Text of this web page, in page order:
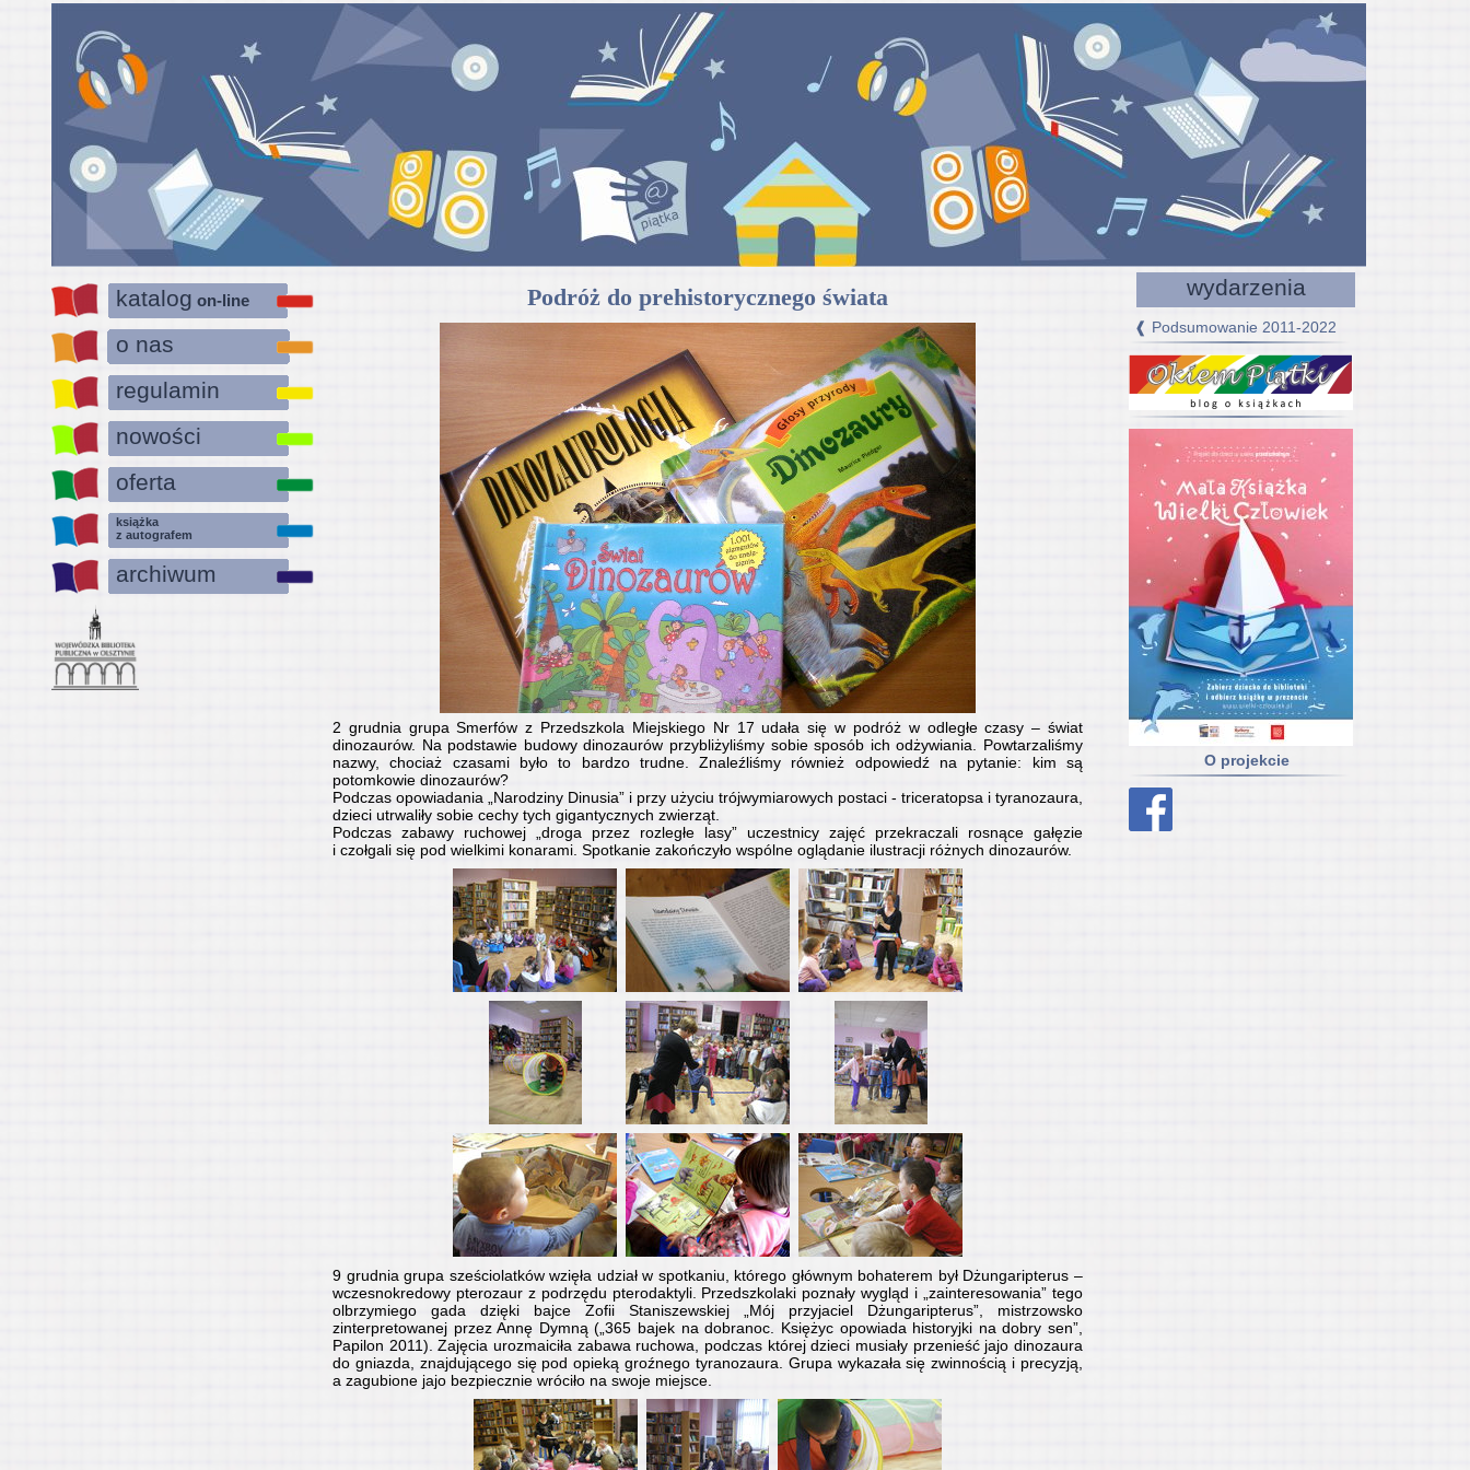
katalog on-line
o nas
regulamin
nowości
oferta
książka
z autografem
archiwum
Podróż do prehistorycznego świata
2 grudnia grupa Smerfów z Przedszkola Miejskiego Nr 17 udała się w podróż w odległe czasy – świat
dinozaurów. Na podstawie budowy dinozaurów przybliżyliśmy sobie sposób ich odżywiania. Powtarzaliśmy
nazwy, chociaż czasami było to bardzo trudne. Znaleźliśmy również odpowiedź na pytanie: kim są
potomkowie dinozaurów?
Podczas opowiadania „Narodziny Dinusia” i przy użyciu trójwymiarowych postaci - triceratopsa i tyranozaura,
dzieci utrwaliły sobie cechy tych gigantycznych zwierząt.
Podczas zabawy ruchowej „droga przez rozległe lasy” uczestnicy zajęć przekraczali rosnące gałęzie
i czołgali się pod wielkimi konarami. Spotkanie zakończyło wspólne oglądanie ilustracji różnych dinozaurów.
9 grudnia grupa sześciolatków wzięła udział w spotkaniu, którego głównym bohaterem był Dżungaripterus –
wczesnokredowy pterozaur z podrzędu pterodaktyli. Przedszkolaki poznały wygląd i „zainteresowania” tego
olbrzymiego gada dzięki bajce Zofii Staniszewskiej „Mój przyjaciel Dżungaripterus”, mistrzowsko
zinterpretowanej przez Annę Dymną („365 bajek na dobranoc. Księżyc opowiada historyjki na dobry sen”,
Papilon 2011). Zajęcia urozmaiciła zabawa ruchowa, podczas której dzieci musiały przenieść jajo dinozaura
do gniazda, znajdującego się pod opieką groźnego tyranozaura. Grupa wykazała się zwinnością i precyzją,
a zagubione jajo bezpiecznie wróciło na swoje miejsce.
wydarzenia
❰ Podsumowanie 2011-2022
O projekcie